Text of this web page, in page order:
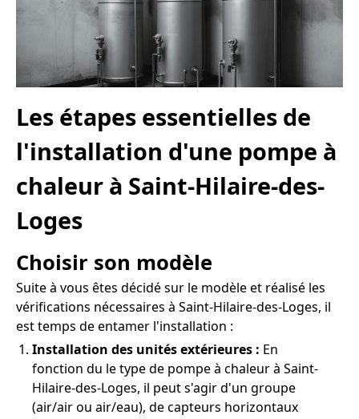
Les étapes essentielles de
l'installation d'une pompe à
chaleur à Saint-Hilaire-des-
Loges
Choisir son modèle
Suite à vous êtes décidé sur le modèle et réalisé les
vérifications nécessaires à Saint-Hilaire-des-Loges, il
est temps de entamer l'installation :
Installation des unités extérieures : En
fonction du le type de pompe à chaleur à Saint-
Hilaire-des-Loges, il peut s'agir d'un groupe
(air/air ou air/eau), de capteurs horizontaux